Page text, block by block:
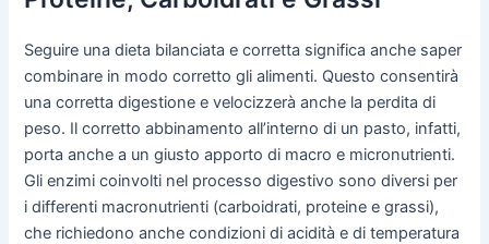
Seguire una dieta bilanciata e corretta significa anche saper
combinare in modo corretto gli alimenti. Questo consentirà
una corretta digestione e velocizzerà anche la perdita di
peso. Il corretto abbinamento all’interno di un pasto, infatti,
porta anche a un giusto apporto di macro e micronutrienti.
Gli enzimi coinvolti nel processo digestivo sono diversi per
i differenti macronutrienti (carboidrati, proteine e grassi),
che richiedono anche condizioni di acidità e di temperatura